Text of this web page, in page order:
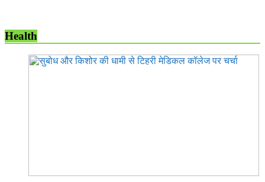
Health